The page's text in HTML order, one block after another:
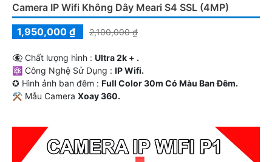
Camera IP Wifi Không Dây Meari S4 SSL (4MP)
1,950,000 ₫
2,100,000 ₫
👁️‍🗨 Chất lượng hình : Ultra 2k + .
⚛️ Công Nghệ Sử Dụng : IP Wifi.
✪ Hình ảnh ban đêm : Full Color 30m Có Màu Ban Ðêm.
⚒ Mẫu Camera Xoay 360.